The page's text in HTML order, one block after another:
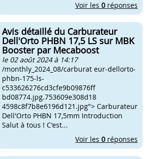
Voir les 0 réponses
Avis détaillé du Carburateur
Dell'Orto PHBN 17,5 LS sur MBK
Booster par Mecaboost
le 02 août 2024 à 14:17
/monthly_2024_08/carburat eur-dellorto-
phbn-175-ls-
c533626276cd3cfe9b09876ff
bd08774.jpg.753609e308d18
4598c8f7b8e6196d121.jpg"> Carburateur
Dell'Orto PHBN 17,5mm Introduction
Salut à tous ! C'est...
Voir les 0 réponses